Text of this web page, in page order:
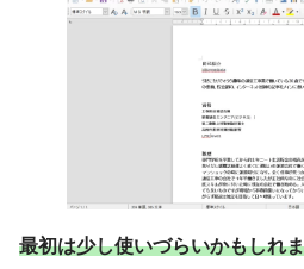
最初は少し使いづらいかもしれ